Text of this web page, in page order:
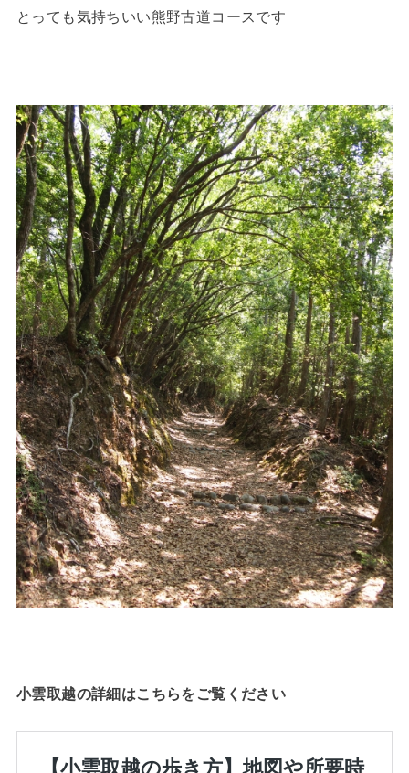
とっても気持ちいい熊野古道コースです
小雲取越の詳細はこちらをご覧ください